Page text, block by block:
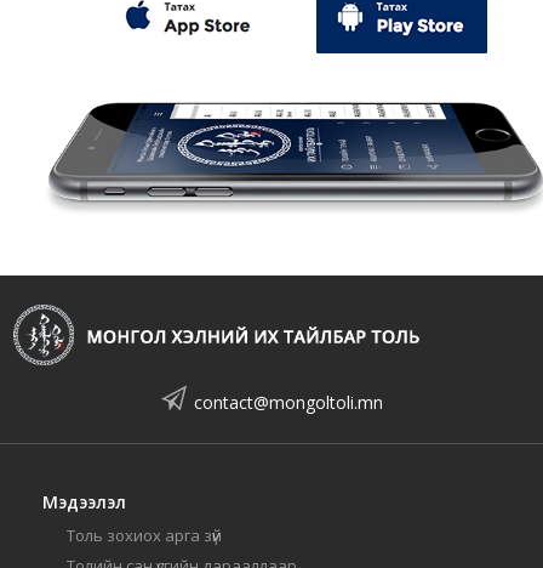
contact@mongoltoli.mn
Мэдээлэл
Толь зохиох арга зүй